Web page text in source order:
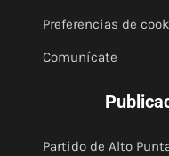
Preferencias de
Comunícate
Partido de Alto